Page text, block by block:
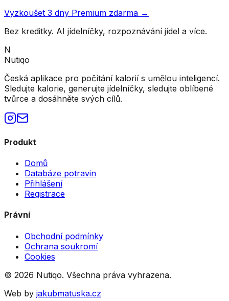
Vyzkoušet 3 dny Premium zdarma →
Bez kreditky. AI jídelníčky, rozpoznávání jídel a více.
N
Nutiqo
Česká aplikace pro počítání kalorií s umělou inteligencí.
Sledujte kalorie, generujte jídelníčky, sledujte oblíbené
tvůrce a dosáhněte svých cílů.
Produkt
Domů
Databáze potravin
Přihlášení
Registrace
Právní
Obchodní podmínky
Ochrana soukromí
Cookies
© 2026 Nutiqo. Všechna práva vyhrazena.
Web by jakubmatuska.cz